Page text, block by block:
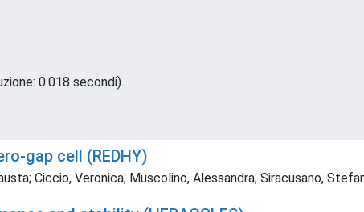
0.018 secondi).
gap cell (REDHY)
Ciccio, Veronica; Muscolino, Alessandra; Siracusano,